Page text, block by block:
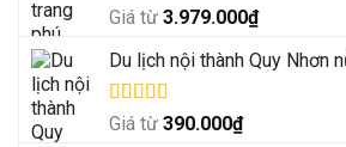
Giá từ 3.979.000₫
Du lịch nội thành Quy Nhơn
Được xếp
Giá từ 390.000₫